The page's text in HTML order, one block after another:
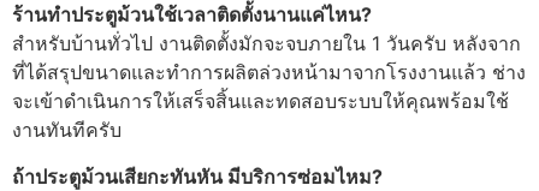
ร้านทําประตูม้วนใช้เวลาติดตั้งนานแค่ไหน?
สำหรับบ้านทั่วไป งานติดตั้งมักจะจบภายใน 1 วันครับ หลังจาก
ที่ได้สรุปขนาดและทำการผลิตล่วงหน้ามาจากโรงงานแล้ว ช่าง
จะเข้าดำเนินการให้เสร็จสิ้นและทดสอบระบบให้คุณพร้อมใช้
งานทันทีครับ
ถ้าประตูม้วนเสียกะทันหัน มีบริการซ่อมไหม?